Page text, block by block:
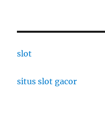
slot
situs slot gacor